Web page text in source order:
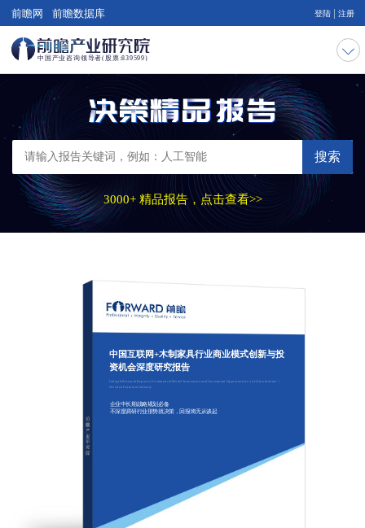
前瞻网 前瞻数据库 登陆 注册
搜索
3000+ 精品报告，点击查看>>
中国互联网+木制家具行业商业模式创新与投
资机会深度研究报告
Indepth Research Report of Commerical Model Innovation and Investment Opportunities on China Internet +
Wooden Furniture Industry
企业中长期战略规划必备
不深度调研行业形势就决策，回报将无从谈起